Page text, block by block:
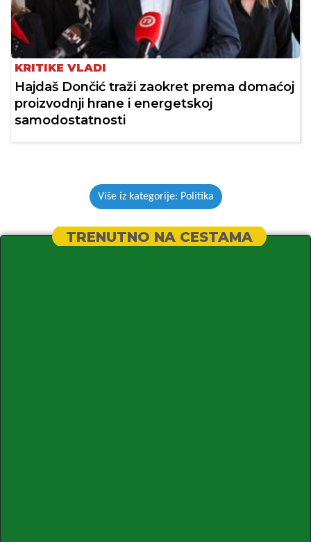
KRITIKE VLADI
Hajdaš Dončić traži zaokret prema domaćoj
proizvodnji hrane i energetskoj
samodostatnosti
Više iz kategorije: Politika
TRENUTNO NA CESTAMA